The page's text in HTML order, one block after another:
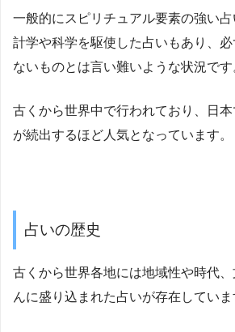
一般的にスピリチュアル要素の強い
計学や科学を駆使した占いもあり、
ないものとは言い難いような状況です
古くから世界中で行われており、日
が続出するほど人気となっています。
占いの歴史
古くから世界各地には地域性や時代
んに盛り込まれた占いが存在していま